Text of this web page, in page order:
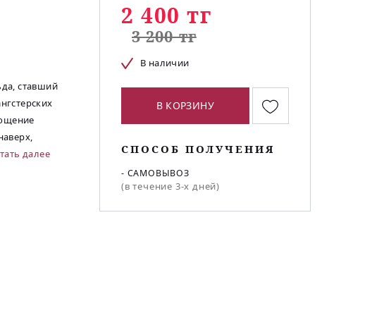
ставший
далее
2 400 тг
3 200 тг
В наличии
В КОРЗИНУ
СПОСОБ ПОЛУЧЕНИЯ
- САМОВЫВОЗ
(в течение 3-х дней)